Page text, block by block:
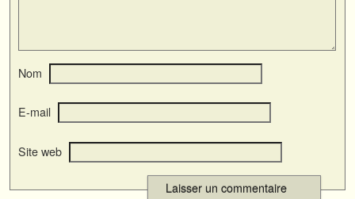
Nom
E-mail
Site web